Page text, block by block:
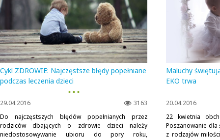
Cykl ZDROWIE: Najczęstsze błędy popełniane
podczas leczenia dzieci
▪ ▪ ▪
3163
29.04.2016
Do najczęstszych błędów popełnianych przez
rodziców dbających o zdrowie dzieci należy
niedostosowywanie ubioru do pory roku,
Maluchy
EKO trwa
20.04.2016
22 kwietnia
Poszanowanie
z rodzajów